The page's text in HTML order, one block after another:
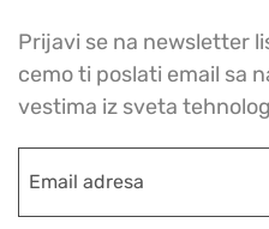
Prijavi se na newsletter
cemo ti poslati email sa
vestima iz sveta